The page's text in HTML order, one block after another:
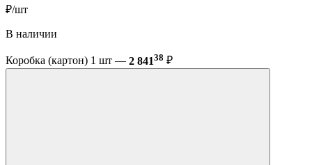
₽/шт
В наличии
Коробка (картон) 1 шт — 2 84138 ₽